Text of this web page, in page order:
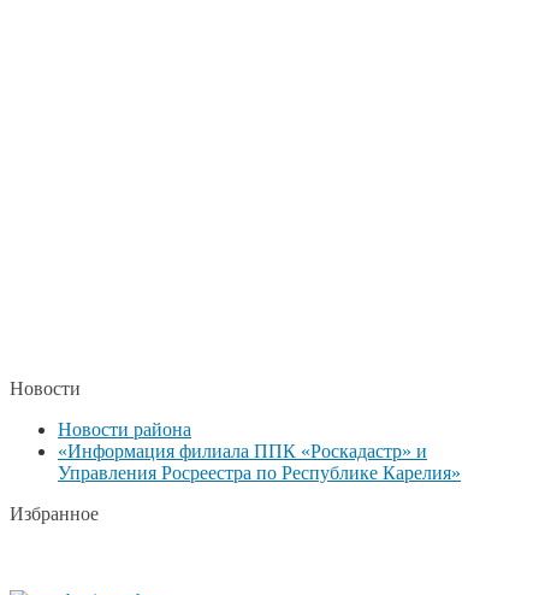
Новости
Новости района
«Информация филиала ППК «Роскадастр» и
Управления Росреестра по Республике Карелия»
Избранное